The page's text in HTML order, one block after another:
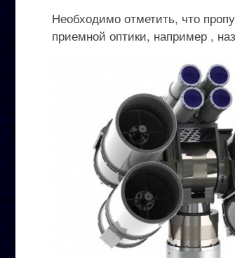
Необходимо отметить, что
приемной оптики, например ,